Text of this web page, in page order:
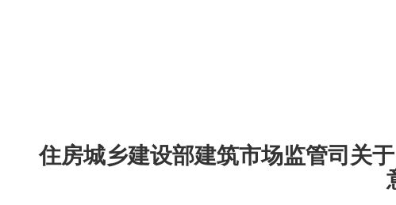
住房城乡建设部建筑市场监管司关